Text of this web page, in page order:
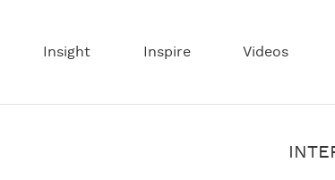
Insight Inspire Videos